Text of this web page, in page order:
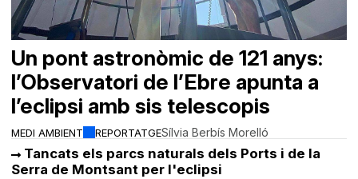
MEDI AMBIENT REPORTATGE
Un pont astronòmic de 121 anys:
l’Observatori de l’Ebre apunta a
l’eclipsi amb sis telescopis
Sílvia Berbís Morelló
Tancats els parcs naturals dels Ports i de la
Serra de Montsant per l'eclipsi